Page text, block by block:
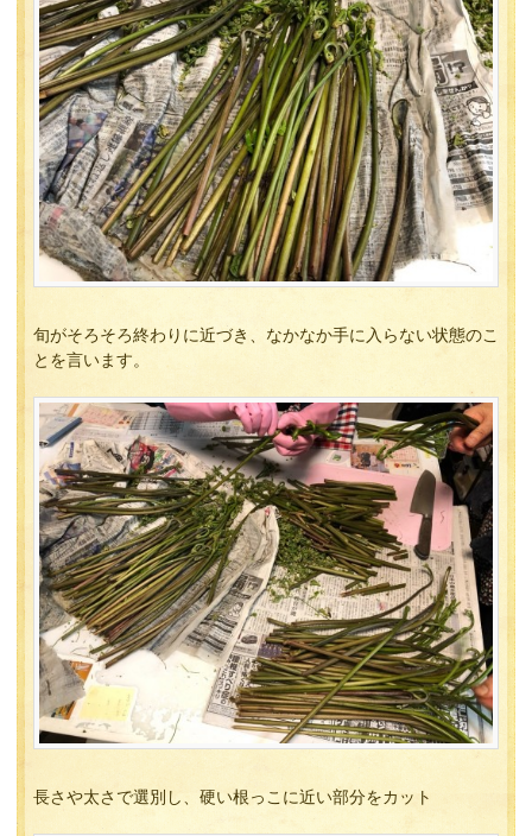
旬がそろそろ終わりに近づき、なかなか手に入らない状態のこ
とを言います。
長さや太さで選別し、硬い根っこに近い部分をカット